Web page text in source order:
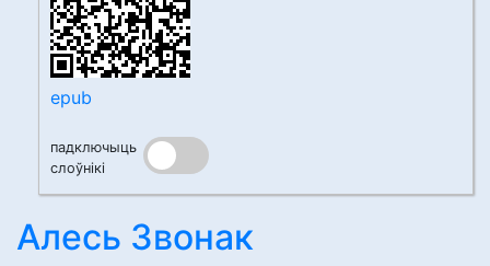
epub
падключыць
слоўнікі
Алесь Звонак